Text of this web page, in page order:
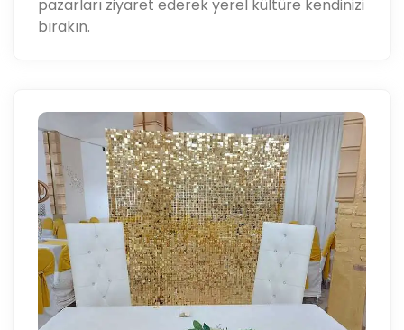
pazarları ziyaret ederek yerel kültüre kendinizi
bırakın.